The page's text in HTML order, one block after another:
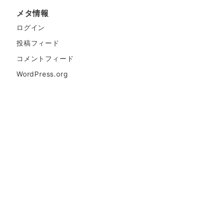
メタ情報
ログイン
投稿フィード
コメントフィード
WordPress.org